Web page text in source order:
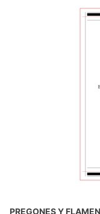
PREGONES Y